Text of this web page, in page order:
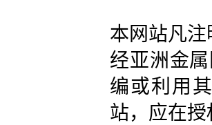
本网站凡
经亚洲金
编或利用
站，应在